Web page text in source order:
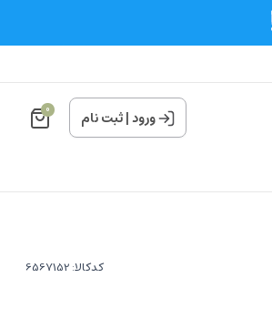
ورود|ثبت نام 0
کدکالا: